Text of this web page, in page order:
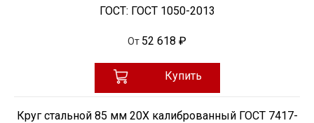
ГОСТ: ГОСТ 1050-2013
От 52 618 ₽
Купить
Круг стальной 85 мм 20Х калиброванный ГОСТ 7417-